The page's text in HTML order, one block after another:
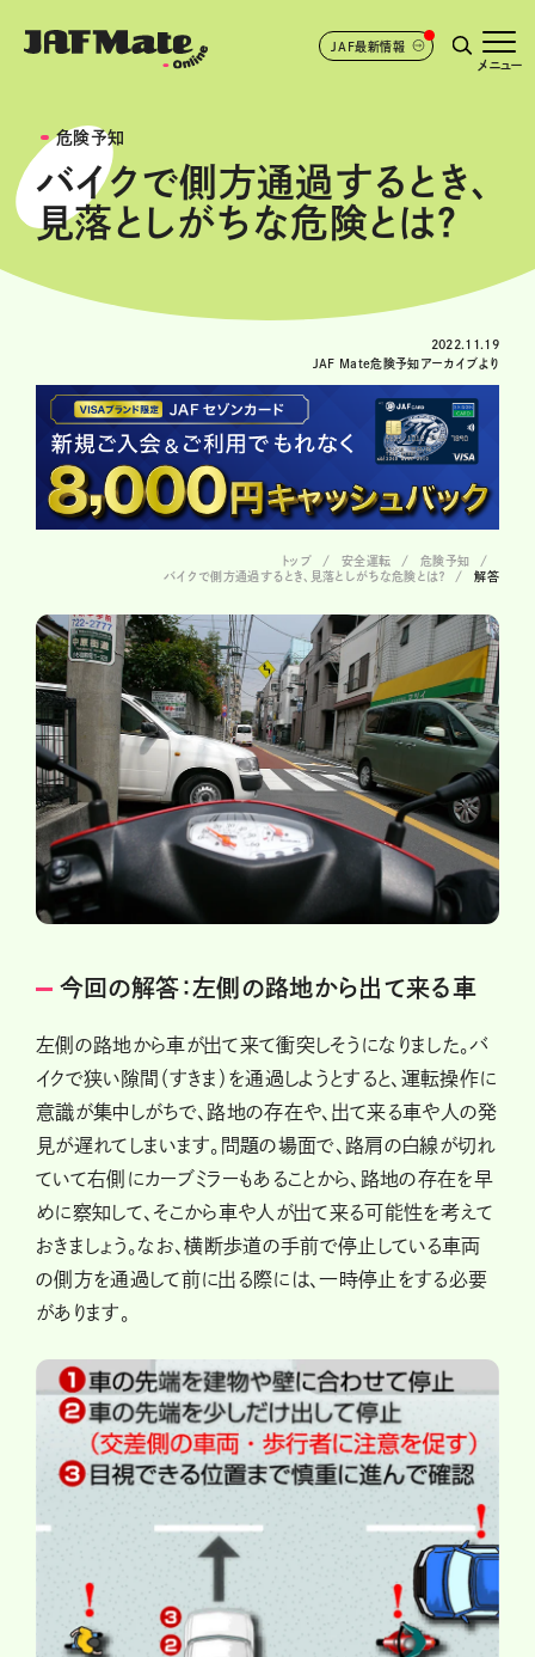
JAF最新情報
メニュー
危険予知
バイクで側方通過するとき、
見落としがちな危険とは？
2022.11.19
JAF Mate危険予知アーカイブより
トップ 安全運転
危険予知
バイクで側方通過するとき、見落としがちな危険とは？
解答
今回の解答：左側の路地から出て来る車
左側の路地から車が出て来て衝突しそうになりました。バ
イクで狭い隙間（すきま）を通過しようとすると、運転操作に
意識が集中しがちで、路地の存在や、出て来る車や人の発
見が遅れてしまいます。問題の場面で、路肩の白線が切れ
ていて右側にカーブミラーもあることから、路地の存在を早
めに察知して、そこから車や人が出て来る可能性を考えて
おきましょう。なお、横断歩道の手前で停止している車両
の側方を通過して前に出る際には、一時停止をする必要
があります。